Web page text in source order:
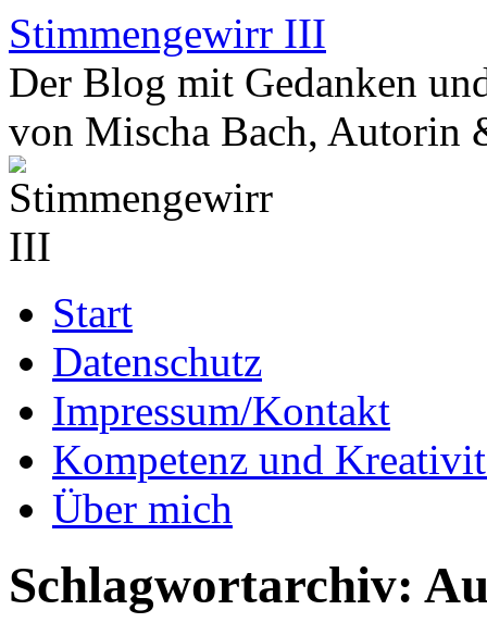
Zum
Inhalt
springen
Stimmengewirr III
Der Blog mit Gedanken
von Mischa Bach, Autorin
Start
Datenschutz
Impressum/Kontakt
Kompetenz und
Über mich
Schlagwortarchiv: